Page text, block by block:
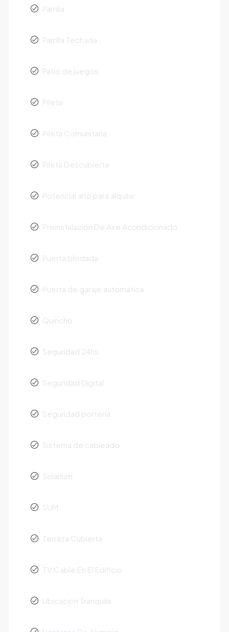
Parrilla
Parrilla Techada
Patio de juegos
Pileta
Pileta Comunitaria
Pileta Descubierta
Potencial alto para alquilar
Preinstalación De Aire Acondicionado
Puerta blindada
Puerta de garaje automática
Quincho
Seguridad 24hs
Seguridad Digital
Seguridad portería
Sistema de cableado
Solarium
SUM
Terraza Cubierta
TV Cable En El Edificio
Ubicación Tranquila